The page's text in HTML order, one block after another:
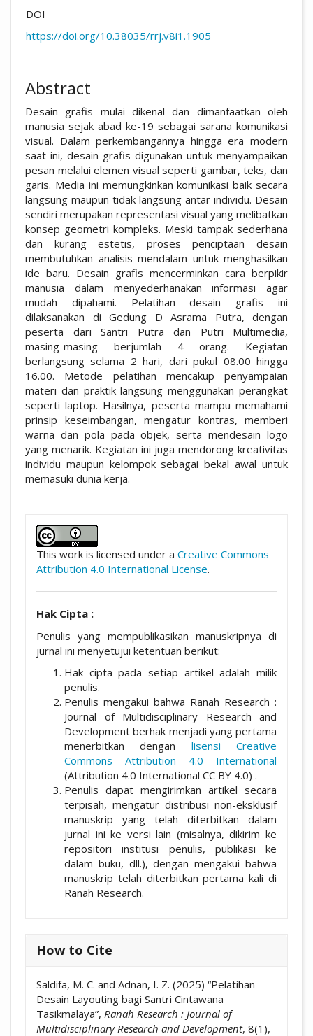
DOI
https://doi.org/10.38035/rrj.v8i1.1905
Abstract
Desain grafis mulai dikenal dan dimanfaatkan oleh
manusia sejak abad ke-19 sebagai sarana komunikasi
visual. Dalam perkembangannya hingga era modern
saat ini, desain grafis digunakan untuk menyampaikan
pesan melalui elemen visual seperti gambar, teks, dan
garis. Media ini memungkinkan komunikasi baik secara
langsung maupun tidak langsung antar individu. Desain
sendiri merupakan representasi visual yang melibatkan
konsep geometri kompleks. Meski tampak sederhana
dan kurang estetis, proses penciptaan desain
membutuhkan analisis mendalam untuk menghasilkan
ide baru. Desain grafis mencerminkan cara berpikir
manusia dalam menyederhanakan informasi agar
mudah dipahami. Pelatihan desain grafis ini
dilaksanakan di Gedung D Asrama Putra, dengan
peserta dari Santri Putra dan Putri Multimedia,
masing-masing berjumlah 4 orang. Kegiatan
berlangsung selama 2 hari, dari pukul 08.00 hingga
16.00. Metode pelatihan mencakup penyampaian
materi dan praktik langsung menggunakan perangkat
seperti laptop. Hasilnya, peserta mampu memahami
prinsip keseimbangan, mengatur kontras, memberi
warna dan pola pada objek, serta mendesain logo
yang menarik. Kegiatan ini juga mendorong kreativitas
individu maupun kelompok sebagai bekal awal untuk
memasuki dunia kerja.
This work is licensed under a Creative Commons
Attribution 4.0 International License.
Hak Cipta :
Penulis yang mempublikasikan manuskripnya di
jurnal ini menyetujui ketentuan berikut:
Hak cipta pada setiap artikel adalah milik
penulis.
Penulis mengakui bahwa Ranah Research :
Journal of Multidisciplinary Research and
Development berhak menjadi yang pertama
menerbitkan dengan lisensi Creative
Commons Attribution 4.0 International
(Attribution 4.0 International CC BY 4.0) .
Penulis dapat mengirimkan artikel secara
terpisah, mengatur distribusi non-eksklusif
manuskrip yang telah diterbitkan dalam
jurnal ini ke versi lain (misalnya, dikirim ke
repositori institusi penulis, publikasi ke
dalam buku, dll.), dengan mengakui bahwa
manuskrip telah diterbitkan pertama kali di
Ranah Research.
How to Cite
Saldifa, M. C. and Adnan, I. Z. (2025) “Pelatihan
Desain Layouting bagi Santri Cintawana
Tasikmalaya”, Ranah Research : Journal of
Multidisciplinary Research and Development, 8(1),